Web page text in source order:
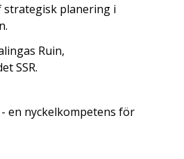
strategisk planering i
Ruin,
SSR.